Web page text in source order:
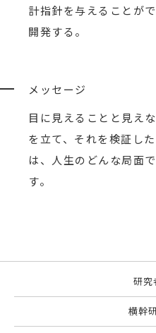
計指針を与えることが
開発する。
メッセージ
目に見えることと見え
を立て、それを検証し
は、人生のどんな局面
す。
研究
横幹